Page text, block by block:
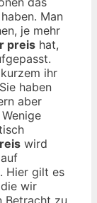
Man
je mehr
preis hat,
ihr
haben
aber
wird
Hier gilt es
wir